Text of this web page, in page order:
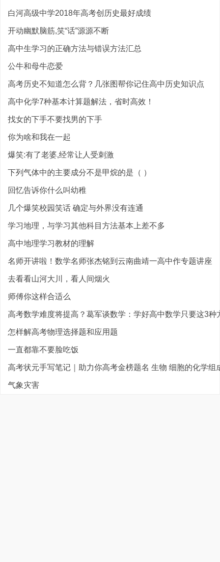
白河高级中学2018年高考创历史最好成绩
开动幽默脑筋,笑“话”源源不断
高中生学习的正确方法与错误方法汇总
公牛和母牛恋爱
高考历史不知道怎么背？几张图帮你记住高中历史知识点
高中化学7种基本计算题解法，省时高效！
找女的下手不要找男的下手
你为啥和我在一起
爆笑:有了老婆,经常让人受刺激
下列气体中的主要成分不是甲烷的是（ ）
回忆告诉你什么叫幼稚
几个爆笑校园笑话 确定与外界没有连通
学习地理，与学习其他科目方法基本上差不多
高中地理学习教材的理解
名师开讲啦！数学名师张杰铭到云南曲靖一高中作专题讲座
去看看山河大川，看人间烟火
师傅你这样合适么
高考数学难度将提高？葛军谈数学：学好高中数学只要这3种
怎样解高考物理选择题和应用题
一直都靠不要脸吃饭
高考状元手写笔记｜助力你高考金榜题名 生物 细胞的化学组
气象灾害